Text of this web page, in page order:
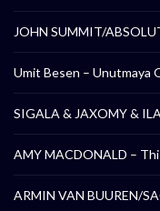
JOHN SUMMIT/
Umit Besen – Unutmaya
SIGALA & JAXOMY &
AMY MACDONALD –
ARMIN VAN BUUREN/